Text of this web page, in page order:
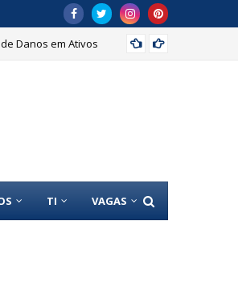
Danos em Ativos
TI VAGAS